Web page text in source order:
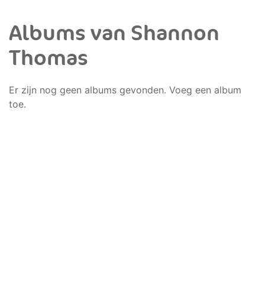
Albums van Shannon
Thomas
Er zijn nog geen albums gevonden. Voeg een album
toe.